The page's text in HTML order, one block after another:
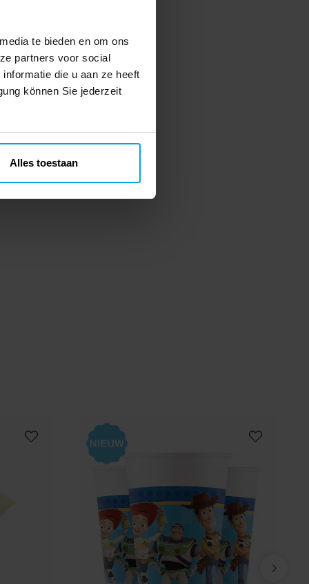
te bieden en om ons
partners voor social
die u aan ze heeft
können Sie jederzeit
Alles toestaan